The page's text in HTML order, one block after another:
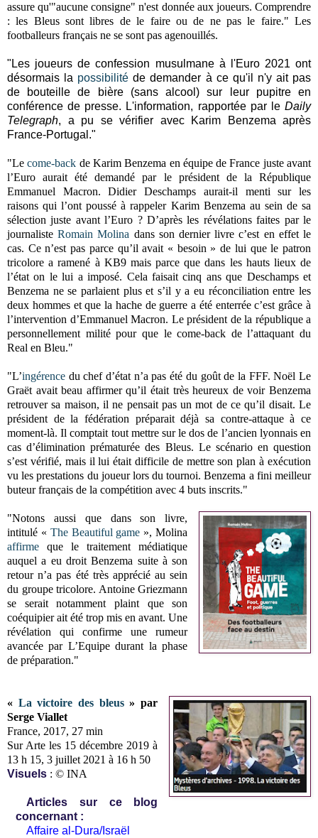
assure qu'"aucune consigne" n'est donnée aux joueurs. Comprendre
: les Bleus sont libres de le faire ou de ne pas le faire." Les
footballeurs français ne se sont pas agenouillés.
"Les joueurs de confession musulmane à l'Euro 2021 ont
désormais la possibilité de demander à ce qu'il n'y ait pas
de bouteille de bière (sans alcool) sur leur pupitre en
conférence de presse. L'information, rapportée par le Daily
Telegraph, a pu se vérifier avec Karim Benzema après
France-Portugal."
"Lecome-back de Karim Benzema en équipe de France juste avant
l’Euro aurait été demandé par le président de la République
Emmanuel Macron. Didier Deschamps aurait-il menti sur les
raisons qui l’ont poussé à rappeler Karim Benzema au sein de sa
sélection juste avant l’Euro ? D’après les révélations faites par le
journalisteRomain Molina dans son dernier livre c’est en effet le
cas. Ce n’est pas parce qu’il avait « besoin » de lui que le patron
tricolore a ramené à KB9 mais parce que dans les hauts lieux de
l’état on le lui a imposé. Cela faisait cinq ans que Deschamps et
Benzema ne se parlaient plus et s’il y a eu réconciliation entre les
deux hommes et que la hache de guerre a été enterrée c’est grâce à
l’intervention d’Emmanuel Macron. Le président de la république a
personnellement milité pour que le come-back de l’attaquant du
Real en Bleu."
"L’ingérence du chef d’état n’a pas été du goût de la FFF. Noël Le
Graët avait beau affirmer qu’il était très heureux de voir Benzema
retrouver sa maison, il ne pensait pas un mot de ce qu’il disait. Le
président de la fédération préparait déjà sa contre-attaque à ce
moment-là. Il comptait tout mettre sur le dos de l’ancien lyonnais en
cas d’élimination prématurée des Bleus. Le scénario en question
s’est vérifié, mais il lui était difficile de mettre son plan à exécution
vu les prestations du joueur lors du tournoi. Benzema a fini meilleur
buteur français de la compétition avec 4 buts inscrits."
"Notons aussi que dans son livre,
intitulé « The Beautiful game », Molina
affirme que le traitement médiatique
auquel a eu droit Benzema suite à son
retour n’a pas été très apprécié au sein
du groupe tricolore. Antoine Griezmann
se serait notamment plaint que son
coéquipier ait été trop mis en avant. Une
révélation qui confirme une rumeur
avancée par L’Equipe durant la phase
de préparation."
« La victoire des bleus» par
Serge Viallet
France, 2017, 27 min
Sur Arte les 15 décembre 2019 à
13 h 15, 3 juillet 2021 à 16 h 50
Visuels : © INA
Articles sur ce blog
concernant :
Affaire al-Dura/Israël